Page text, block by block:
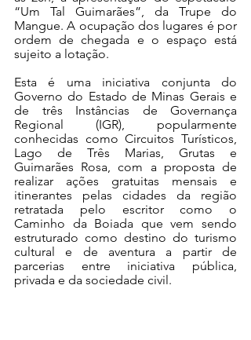
“Um Tal Guimarães”, da Trupe do
Mangue. A ocupação dos lugares é por
ordem de chegada e o espaço está
sujeito a lotação.
Esta é uma iniciativa conjunta do
Governo do Estado de Minas Gerais e
de três Instâncias de Governança
Regional (IGR), popularmente
conhecidas como Circuitos Turísticos,
Lago de Três Marias, Grutas e
Guimarães Rosa, com a proposta de
realizar ações gratuitas mensais e
itinerantes pelas cidades da região
retratada pelo escritor como o
Caminho da Boiada que vem sendo
estruturado como destino do turismo
cultural e de aventura a partir de
parcerias entre iniciativa pública,
privada e da sociedade civil.